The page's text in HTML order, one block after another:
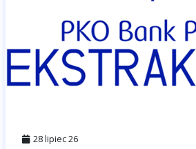
28 lipiec 26